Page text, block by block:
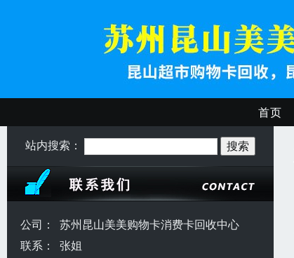
首页
站内搜索：
公司：
苏州昆山美美购物卡消费卡回收中心
联系：
张姐